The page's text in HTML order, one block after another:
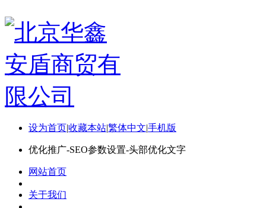
设为首页|收藏本站|繁体中文|手机版
优化推广-SEO参数设置-头部优化文字
网站首页
关于我们